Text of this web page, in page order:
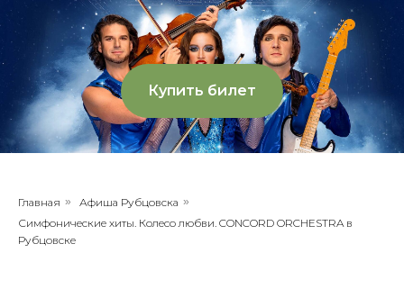
Купить билет
Главная » Афиша Рубцовска »
Симфонические хиты. Колесо любви. CONCORD ORCHESTRA в
Рубцовске